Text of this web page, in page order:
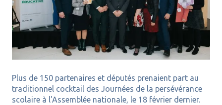
Plus de 150 partenaires et députés prenaient part au
traditionnel cocktail des Journées de la persévérance
scolaire à l'Assemblée nationale, le 18 février dernier.